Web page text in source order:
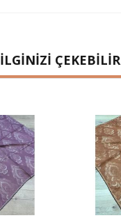
İLGİNİZİ ÇEKEBİLİR